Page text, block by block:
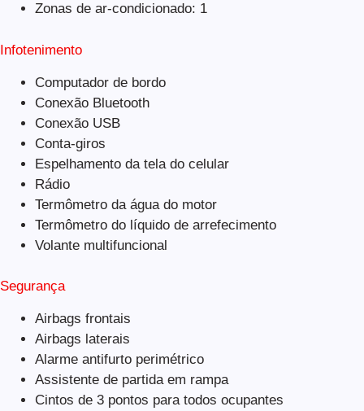
Zonas de ar-condicionado: 1
Infotenimento
Computador de bordo
Conexão Bluetooth
Conexão USB
Conta-giros
Espelhamento da tela do celular
Rádio
Termômetro da água do motor
Termômetro do líquido de arrefecimento
Volante multifuncional
Segurança
Airbags frontais
Airbags laterais
Alarme antifurto perimétrico
Assistente de partida em rampa
Cintos de 3 pontos para todos ocupantes